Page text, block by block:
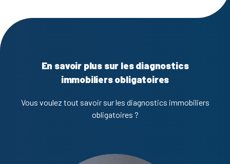
En savoir plus sur les diagnostics
immobiliers obligatoires
Vous voulez tout savoir sur les diagnostics immobiliers
obligatoires ?